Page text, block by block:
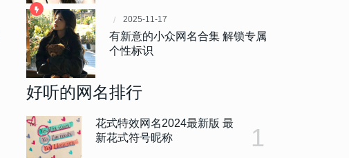
2025-11-17
有新意的小众网名合集 解锁专属
个性标识
好听的网名排行
花式特效网名2024最新版 最
新花式符号昵称
1